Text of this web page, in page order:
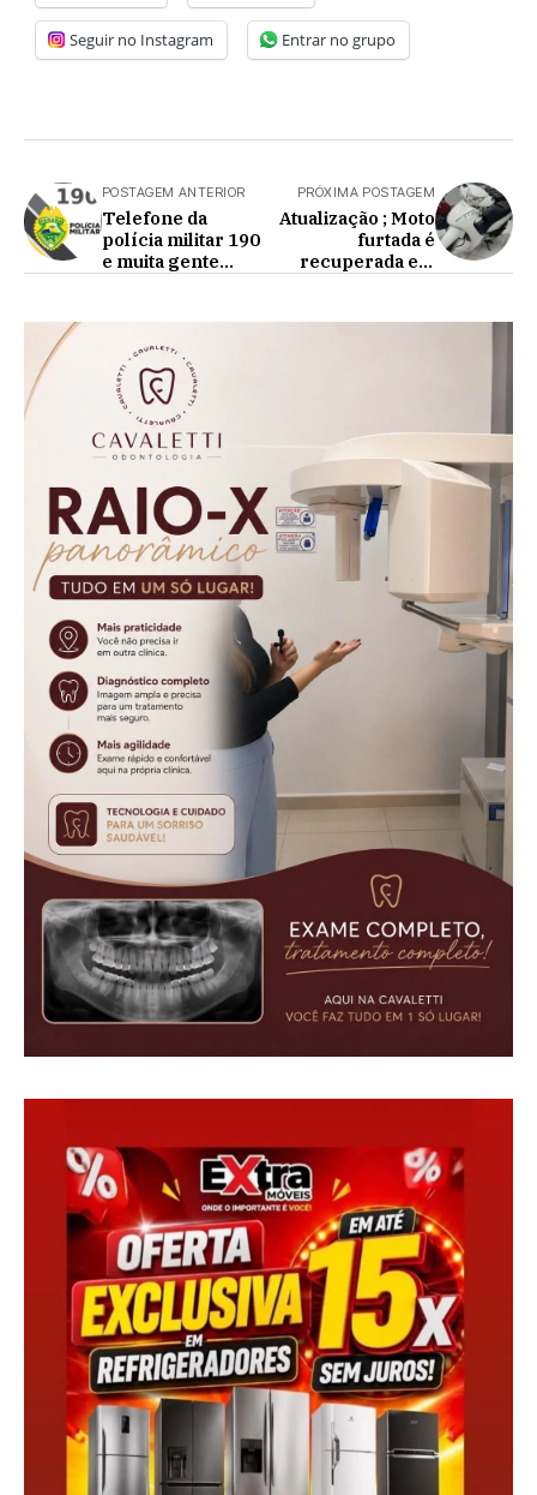
Seguir no Instagram Entrar no grupo
POSTAGEM ANTERIOR
Telefone da
polícia militar 190
e muita gente
PRÓXIMA POSTAGEM
Atualização ; Moto
furtada é
recuperada em